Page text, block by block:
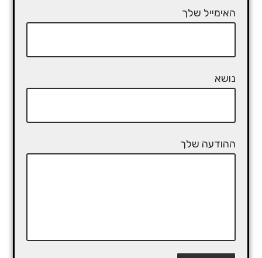
האימייל שלך
נושא
ההודעה שלך